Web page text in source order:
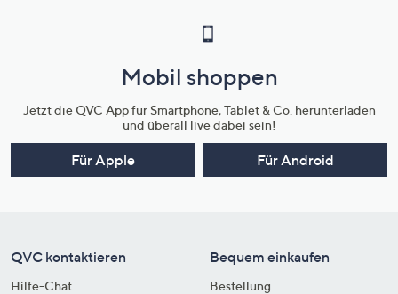
Mobil shoppen
Jetzt die QVC App für Smartphone, Tablet & Co. herunterladen
und überall live dabei sein!
Für Apple Für Android
QVC kontaktieren
Hilfe-Chat
Bequem einkaufen
Bestellung